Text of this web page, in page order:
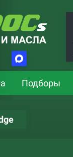
Подборы